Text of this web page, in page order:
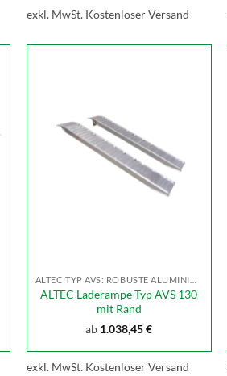
exkl. MwSt. Kostenloser Versand
ALTEC Laderampe Typ AVS 130
mit Rand
ab 1.038,45€
exkl. MwSt. Kostenloser Versand